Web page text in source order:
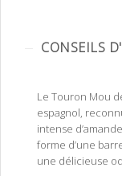
CONSEILS
Le Touron Mou
espagnol,
intense
forme d’une
une délicieuse